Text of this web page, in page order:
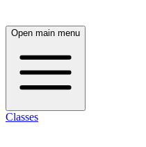
Open main menu
Classes